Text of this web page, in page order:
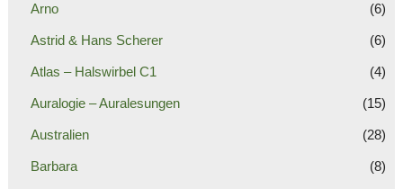
Arno (6)
Astrid & Hans Scherer (6)
Atlas – Halswirbel C1 (4)
Auralogie – Auralesungen (15)
Australien (28)
Barbara (8)